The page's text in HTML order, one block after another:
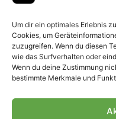
Um dir ein optimales Erlebnis
Cookies, um
zuzugreifen. Wenn du diesen
wie das Surfverhalten oder
Wenn du deine Zustimmung
bestimmte Merkmale und
Tegernsee fahren:
Wie in jeder
Vorbereitung wollen
wir auch jungen
Spielern die Plattform
Niklas Swider kennt ihr